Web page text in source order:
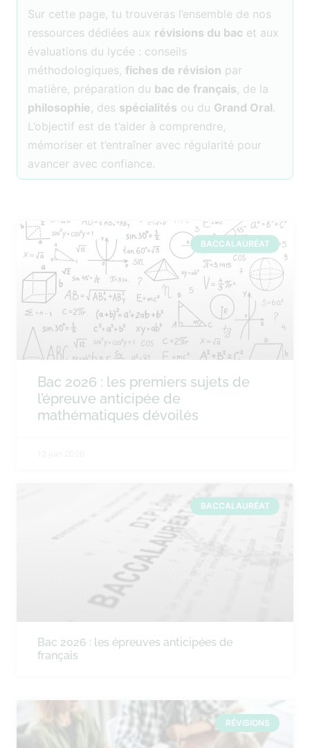
Sur cette page, tu trouveras l’ensemble de nos
ressources dédiées aux révisions du bac et aux
évaluations du lycée : conseils
méthodologiques, fiches de révision par
matière, préparation du bac de français, de la
philosophie, des spécialités ou du Grand Oral.
L’objectif est de t’aider à comprendre,
mémoriser et t’entraîner avec régularité pour
avancer avec confiance.
BACCALAURÉAT
Bac 2026 : les premiers sujets de
l’épreuve anticipée de
mathématiques dévoilés
BACCALAURÉAT
Bac 2026 : les épreuves anticipées de
français
RÉVISIONS